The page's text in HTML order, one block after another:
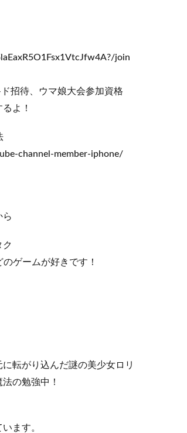
join
招待、ウマ娘大会参加資格
よ！
channel-member-iphone/
ら
ク
ゲームが好きです！
転がり込んだ謎の美少女ロリ
の勉強中！
ます。